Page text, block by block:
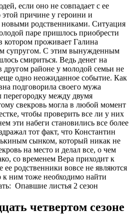
если оно не совпадает с ее
причине у героини и
родственниками. Ситуация
паре пришлось приобрести
котором проживает Галина
супругом. С этим вынужденным
смириться. Ведь денег на
другом районе у молодой семьи не
одно неожиданное событие. Как
подговорила своего мужа
перегородку между двумя
свекровь могла в любой момент
чтобы проверить все ли у них
эти набеги становились все более
тот факт, что Константин
сынком, который никак не
на место и делал все, о чем
со временем Вера приходит к
ее родственники вовсе не являются
ним тоже необходимо найти
Опавшие листья 2 сезон
четвертом сезоне